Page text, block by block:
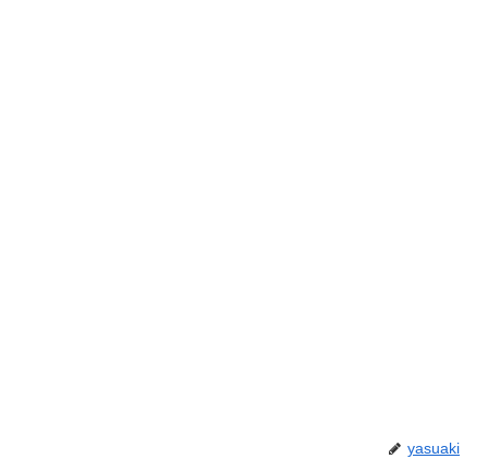
yasuaki